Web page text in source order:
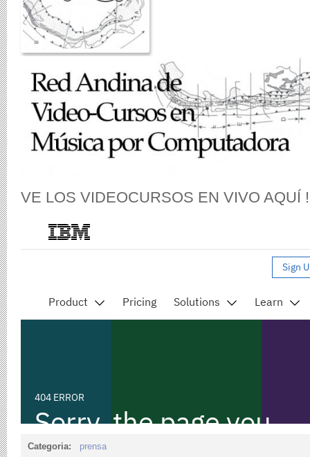
VE LOS VIDEOCURSOS EN VIVO AQUÍ
Categoria: prensa